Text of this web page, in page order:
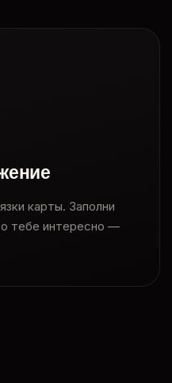
карты. Заполни
тебе интересно —